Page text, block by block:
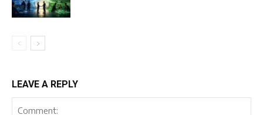
LEAVE A REPLY